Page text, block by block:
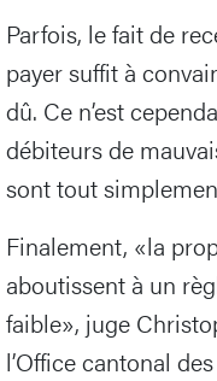
Parfois, le fait de
payer suffit à
dû. Ce n’est
débiteurs de
sont tout
Finalement, «la
aboutissent à un
faible», juge
l’Office cantonal